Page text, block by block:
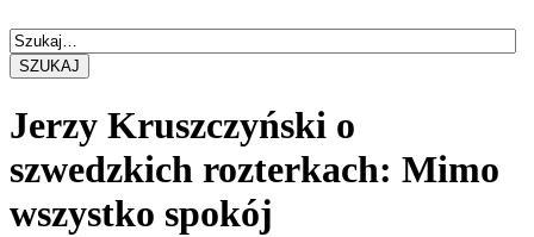
SZUKAJ
Jerzy Kruszczyński o
szwedzkich rozterkach: Mimo
wszystko spokój